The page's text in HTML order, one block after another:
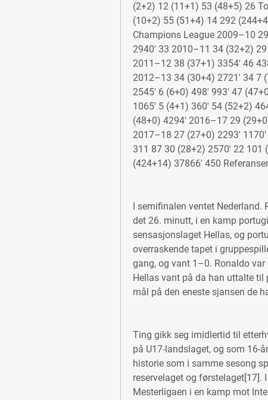
(2+2) 12 (11+1) 53 (48+5) 26
(10+2) 55 (51+4) 14 292
Champions League 2009–10
2940' 33 2010–11 34 (32+2)
2011–12 38 (37+1) 3354' 46
2012–13 34 (30+4) 2721' 34 7
2545' 6 (6+0) 498' 993' 47
1065' 5 (4+1) 360' 54 (52+2)
(48+0) 4294' 2016–17 29
2017–18 27 (27+0) 2293'
311 87 30 (28+2) 2570' 22 101
(424+14) 37866' 450
I semifinalen ventet Nederland.
det 26. minutt, i en kamp
sensasjonslaget Hellas, og
overraskende tapet i
gang, og vant 1–0. Ronaldo
Hellas vant på da han uttalte til
mål på den eneste sjansen de
Ting gikk seg imidlertid til
på U17-landslaget, og som 16-
historie som i samme sesong
reservelaget og førstelaget[17].
Mesterligaen i en kamp mot